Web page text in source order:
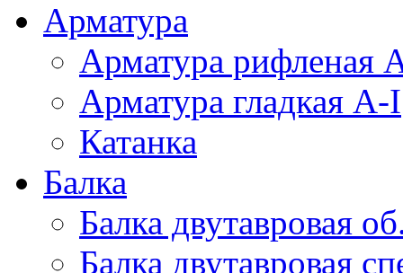
Арматура
Арматура рифленая
Арматура гладкая A-I
Катанка
Балка
Балка двутавровая
Балка двутавровая